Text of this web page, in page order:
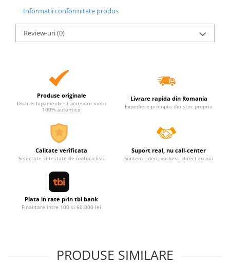
Informatii conformitate produs
Review-uri(0)
Produse originale
Doar echipamente si accesorii moto
100% autentice
Livrare rapida din Romania
Expediere prompta din stoc propriu
Calitate verificata
Selectate si testate de motociclisti
Suport real, nu call-center
Suntem rideri, vorbesti direct cu noi
Plata in rate prin tbi bank
Finantare intre 100 si 60.000 lei
PRODUSE SIMILARE